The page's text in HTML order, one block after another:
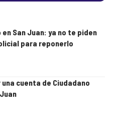
en San Juan: ya no te piden
para reponerlo
una cuenta de Ciudadano